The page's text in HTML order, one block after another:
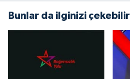
Bunlar da ilginizi çekebilir